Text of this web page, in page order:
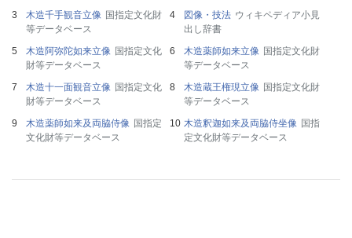
木造千手観音立像 国指定文化財
等データベース
図像・技法 ウィキペディア小見
出し辞書
木造阿弥陀如来立像 国指定文化
財等データベース
木造薬師如来立像 国指定文化財
等データベース
木造十一面観音立像 国指定文化
財等データベース
木造蔵王権現立像 国指定文化財
等データベース
木造薬師如来及両脇侍像 国指定
文化財等データベース
木造釈迦如来及両脇侍坐像 国指
定文化財等データベース